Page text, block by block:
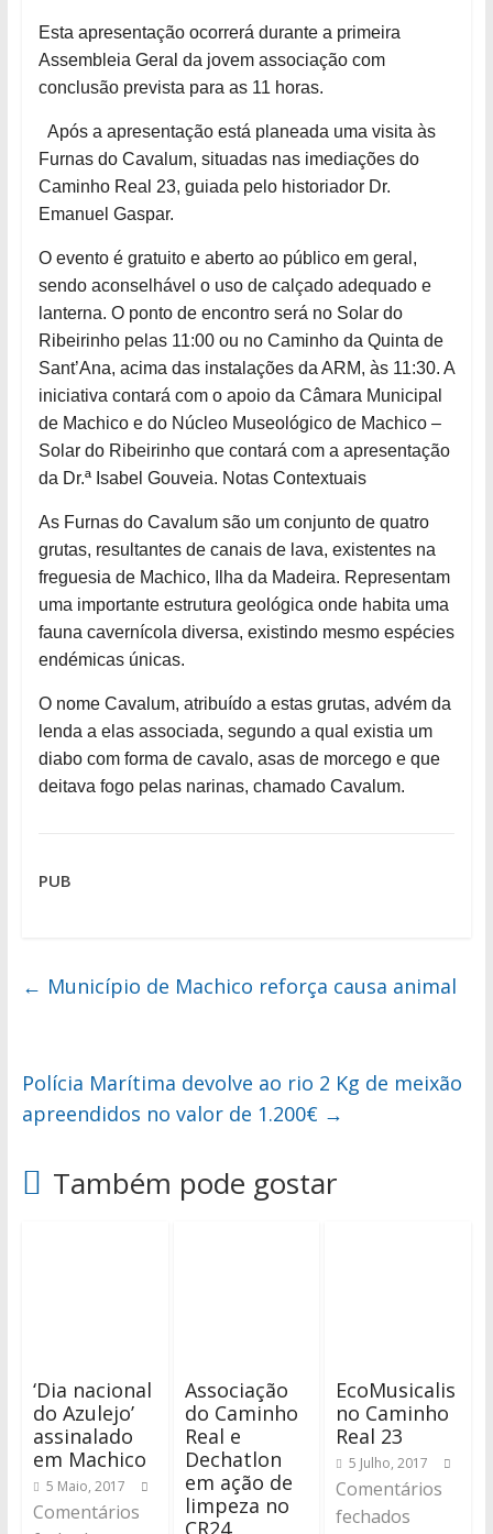
Esta apresentação ocorrerá durante a primeira
Assembleia Geral da jovem associação com
conclusão prevista para as 11 horas.
Após a apresentação está planeada uma visita às
Furnas do Cavalum, situadas nas imediações do
Caminho Real 23, guiada pelo historiador Dr.
Emanuel Gaspar.
O evento é gratuito e aberto ao público em geral,
sendo aconselhável o uso de calçado adequado e
lanterna. O ponto de encontro será no Solar do
Ribeirinho pelas 11:00 ou no Caminho da Quinta de
Sant’Ana, acima das instalações da ARM, às 11:30. A
iniciativa contará com o apoio da Câmara Municipal
de Machico e do Núcleo Museológico de Machico –
Solar do Ribeirinho que contará com a apresentação
da Dr.ª Isabel Gouveia. Notas Contextuais
As Furnas do Cavalum são um conjunto de quatro
grutas, resultantes de canais de lava, existentes na
freguesia de Machico, Ilha da Madeira. Representam
uma importante estrutura geológica onde habita uma
fauna cavernícola diversa, existindo mesmo espécies
endémicas únicas.
O nome Cavalum, atribuído a estas grutas, advém da
lenda a elas associada, segundo a qual existia um
diabo com forma de cavalo, asas de morcego e que
deitava fogo pelas narinas, chamado Cavalum.
PUB
← Município de Machico reforça causa animal
Polícia Marítima devolve ao rio 2 Kg de meixão
apreendidos no valor de 1.200€ →
Também pode gostar
‘Dia nacional
do Azulejo’
assinalado
em Machico
5 Maio, 2017
Comentários
Associação
do Caminho
Real e
Dechatlon
em ação de
limpeza no
EcoMusicalis
no Caminho
Real 23
5 Julho, 2017
Comentários
fechados